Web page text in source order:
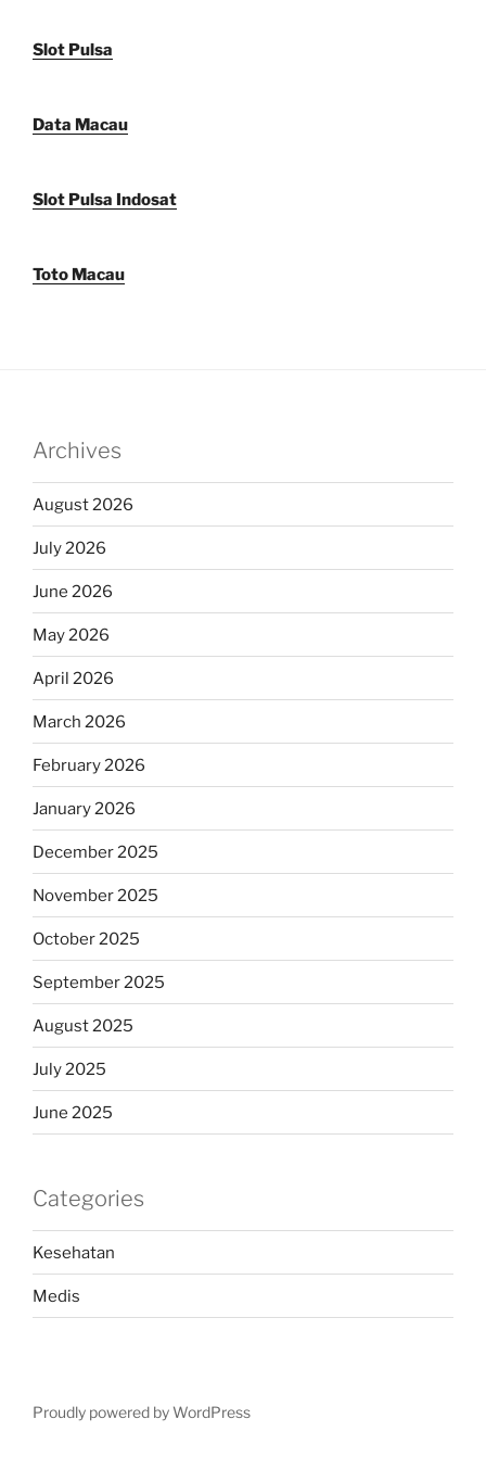
Slot Pulsa
Data Macau
Slot Pulsa Indosat
Toto Macau
Archives
August 2026
July 2026
June 2026
May 2026
April 2026
March 2026
February 2026
January 2026
December 2025
November 2025
October 2025
September 2025
August 2025
July 2025
June 2025
Categories
Kesehatan
Medis
Proudly powered by WordPress